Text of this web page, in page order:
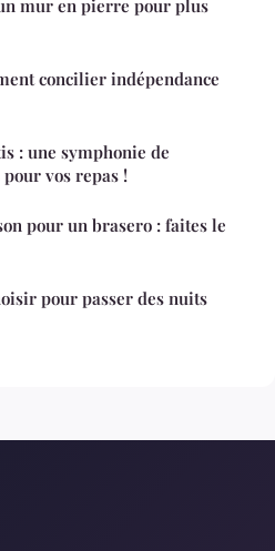
mur en pierre pour plus
concilier indépendance
: une symphonie de
vos repas !
pour un brasero : faites le
pour passer des nuits